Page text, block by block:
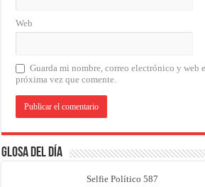
Web
Guarda mi nombre, correo electrónico y web
próxima vez que comente.
Glosa del Día
Selfie Político 587